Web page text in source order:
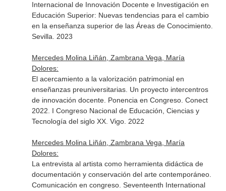
Internacional de Innovación Docente e Investigación en
Educación Superior: Nuevas tendencias para el cambio
en la enseñanza superior de las Áreas de Conocimiento.
Sevilla. 2023
Mercedes Molina Liñán, Zambrana Vega, María
Dolores:
El acercamiento a la valorización patrimonial en
enseñanzas preuniversitarias. Un proyecto intercentros
de innovación docente. Ponencia en Congreso. Conect
2022. I Congreso Nacional de Educación, Ciencias y
Tecnología del siglo XX. Vigo. 2022
Mercedes Molina Liñán, Zambrana Vega, María
Dolores:
La entrevista al artista como herramienta didáctica de
documentación y conservación del arte contemporáneo.
Comunicación en congreso. Seventeenth International